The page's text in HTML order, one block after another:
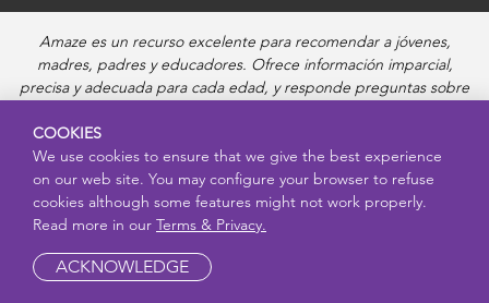
Amaze es un recurso excelente para recomendar a jóvenes,
madres, padres y educadores. Ofrece información imparcial,
precisa y adecuada para cada edad, y responde preguntas sobre
reproducción, seguridad en línea y enfermedades de transmisión
sexual. Amaze ofrece videos educativos atractivos y recursos más
profundos sobre cada uno de estos temas.
COOKIES
We use cookies to ensure that we give the best experience
on our web site. You may configure your browser to refuse
cookies although some features might not work properly.
Read more in our Terms & Privacy.
ACKNOWLEDGE